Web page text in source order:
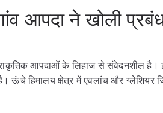
आपदा ने खोली
आपदाओं के लिहाज से संवेदनशील
ऊंचे हिमालय क्षेत्र में एवलांच और ग्लेशियर